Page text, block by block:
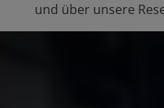
und über unsere